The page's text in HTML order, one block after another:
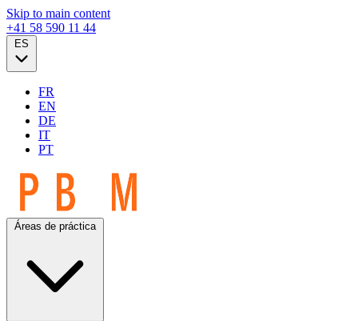
Skip to main content
+41 58 590 11 44
FR
EN
DE
IT
PT
Áreas de práctica